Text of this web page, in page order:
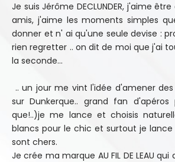
Je suis Jérôme DECLUNDER, j'aime
amis, j'aime les moments simples
donner et n' ai qu'une seule devise :
rien regretter .. on dit de moi que j'ai
la seconde...
.. un jour me vint l'idée d'amener des
sur Dunkerque.. grand fan
que!..)je me lance et choisis
blancs pour le chic et surtout je lance
sont chers.
Je crée ma marque AU FIL DE LEAU